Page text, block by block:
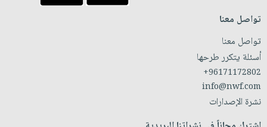
تواصل معنا
تواصل معنا
أسئلة يتكرر طرحها
+96171172802
info@nwf.com
نشرة الإصدارات